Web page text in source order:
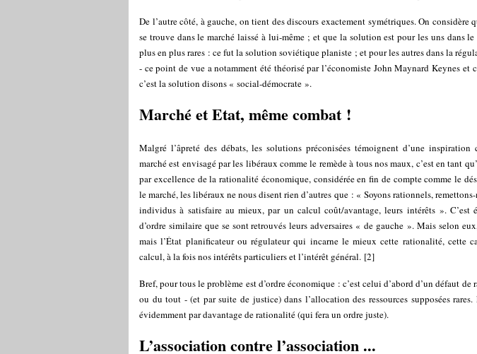
De l’autre côté, à gauche, on tient des discours exactement symétriques. On considère
se trouve dans le marché laissé à lui-même ; et que la solution est pour les uns dans
plus en plus rares : ce fut la solution soviétique planiste ; et pour les autres dans la
- ce point de vue a notamment été théorisé par l’économiste John Maynard Keynes
c’est la solution disons « social-démocrate ».
Marché et Etat, même combat !
Malgré l’âpreté des débats, les solutions préconisées témoignent d’une
marché est envisagé par les libéraux comme le remède à tous nos maux, c’est en tant
par excellence de la rationalité économique, considérée en fin de compte comme le
le marché, les libéraux ne nous disent rien d’autres que : « Soyons rationnels,
individus à satisfaire au mieux, par un calcul coût/avantage, leurs intérêts ». C’est
d’ordre similaire que se sont retrouvés leurs adversaires « de gauche ». Mais selon
mais l’État planificateur ou régulateur qui incarne le mieux cette rationalité, cette
calcul, à la fois nos intérêts particuliers et l’intérêt général. [2]
Bref, pour tous le problème est d’ordre économique : c’est celui d’abord d’un défaut
ou du tout - (et par suite de justice) dans l’allocation des ressources supposées
évidemment par davantage de rationalité (qui fera un ordre juste).
L’association contre l’association ...